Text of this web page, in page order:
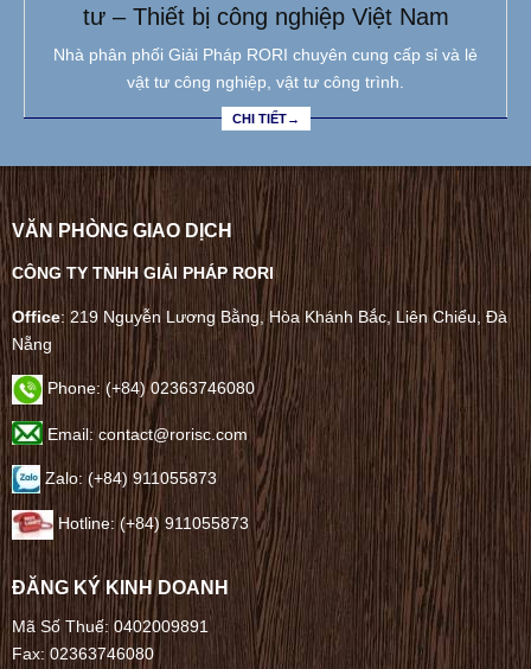
tư – Thiết bị công nghiệp Việt Nam
Nhà phân phối Giải Pháp RORI chuyên cung cấp sỉ và lẻ
vật tư công nghiệp, vật tư công trình.
CHI TIẾT→
VĂN PHÒNG GIAO DỊCH
CÔNG TY TNHH GIẢI PHÁP RORI
Office: 219 Nguyễn Lương Bằng, Hòa Khánh Bắc, Liên Chiểu, Đà
Nẵng
Phone:(+84) 02363746080
Email: contact@rorisc.com
Zalo: (+84) 911055873
Hotline: (+84) 911055873
ĐĂNG KÝ KINH DOANH
Mã Số Thuế: 0402009891
Fax: 02363746080